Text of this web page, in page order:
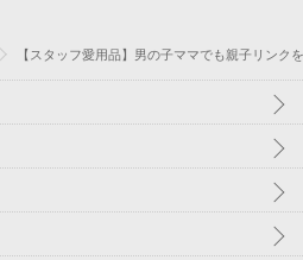
【スタッフ愛用品】男の子ママでも親子リン